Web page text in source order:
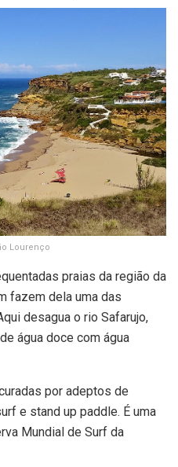
Lourenço
praias da região da
fazem dela uma das
desagua o rio Safarujo,
água doce com água
por adeptos de
e stand up paddle. É uma
Mundial de Surf da